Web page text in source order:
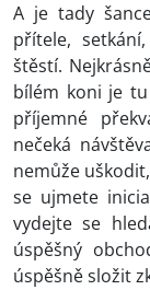
A je tady
přítele,
štěstí.
bílém koni je
příjemné
nečeká
nemůže
se ujmete
vydejte se
úspěšný
úspěšně složit